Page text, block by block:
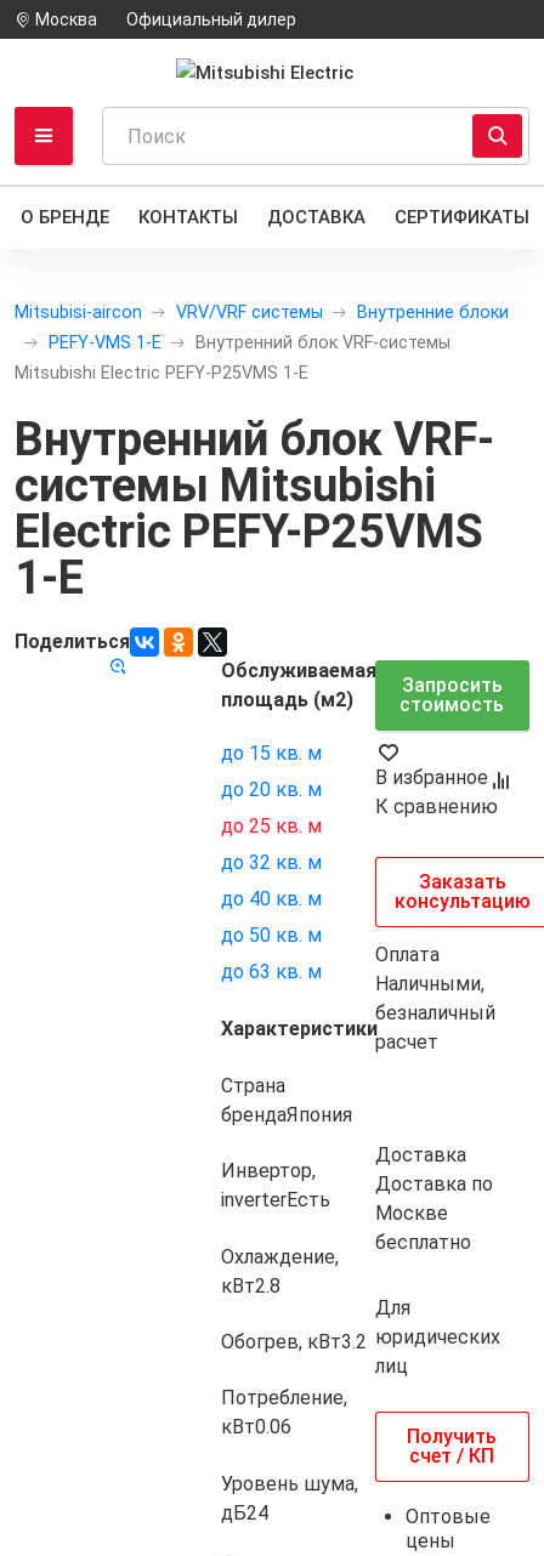
Москва Официальный дилер
О БРЕНДЕ КОНТАКТЫ ДОСТАВКА СЕРТИФИКАТЫ
Mitsubisi-aircon VRV/VRF системы
Внутренние блоки
PEFY-VMS 1-E
Внутренний блок VRF-системы
Mitsubishi Electric PEFY-P25VMS 1-E
Внутренний блок VRF-
системы Mitsubishi
Electric PEFY-P25VMS
1-E
Поделиться
Код товара:
Запросить
стоимость
В избранное
К сравнению
Заказать
консультацию
Оплата
Наличными,
безналичный
расчет
Доставка
Доставка по
Москве
бесплатно
Для
юридических
лиц
Получить
счет / КП
Оптовые
цены
Обслуживаемая
площадь (м2)
до 15 кв. м
до 20 кв. м
до 25 кв. м
до 32 кв. м
до 40 кв. м
до 50 кв. м
до 63 кв. м
Характеристики
Страна
брендаЯпония
Инвертор,
inverterЕсть
Охлаждение,
кВт2.8
Обогрев, кВт3.2
Потребление,
кВт0.06
Уровень шума,
дБ24